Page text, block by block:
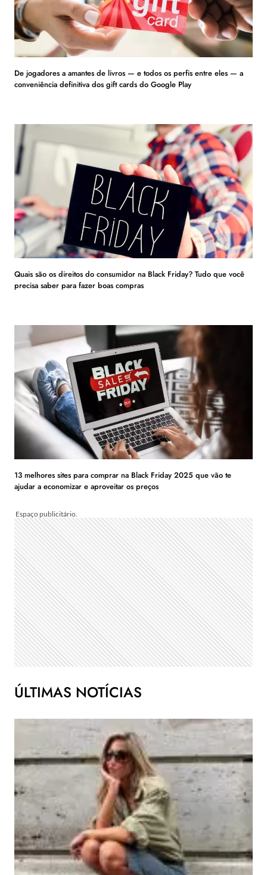
De jogadores a amantes de livros — e todos os perfis entre eles — a
conveniência definitiva dos gift cards do Google Play
Quais são os direitos do consumidor na Black Friday? Tudo que você
precisa saber para fazer boas compras
13 melhores sites para comprar na Black Friday 2025 que vão te
ajudar a economizar e aproveitar os preços
ÚLTIMAS NOTÍCIAS